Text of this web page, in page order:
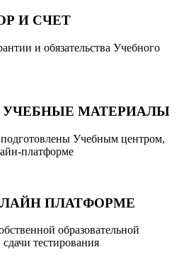
И СЧЕТ
и обязательства Учебного
УЧЕБНЫЕ МАТЕРИАЛЫ
Учебным центром,
платформе
ПЛАТФОРМЕ
образовательной
тестирования